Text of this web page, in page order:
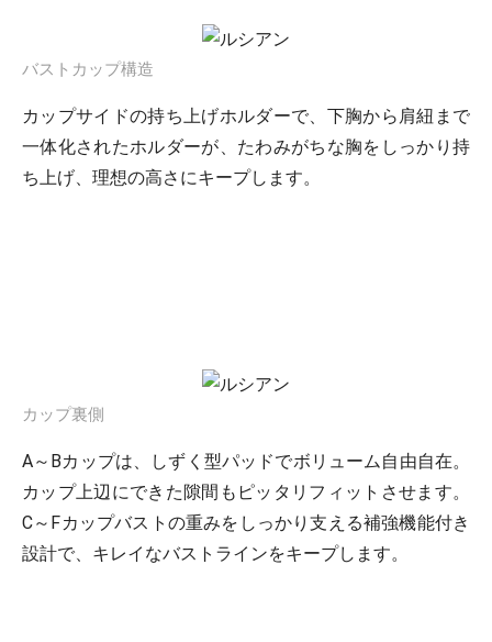
バストカップ構造
カップサイドの持ち上げホルダーで、下胸から肩紐まで
一体化されたホルダーが、たわみがちな胸をしっかり持
ち上げ、理想の高さにキープします。
カップ裏側
A～Bカップは、しずく型パッドでボリューム自由自在。
カップ上辺にできた隙間もピッタリフィットさせます。
C～Fカップバストの重みをしっかり支える補強機能付き
設計で、キレイなバストラインをキープします。